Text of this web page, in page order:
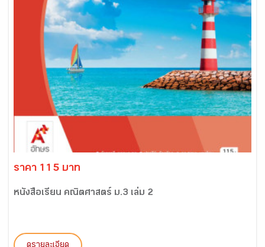
ราคา 115 บาท
หนังสือเรียน คณิตศาสตร์ ม.3 เล่ม 2